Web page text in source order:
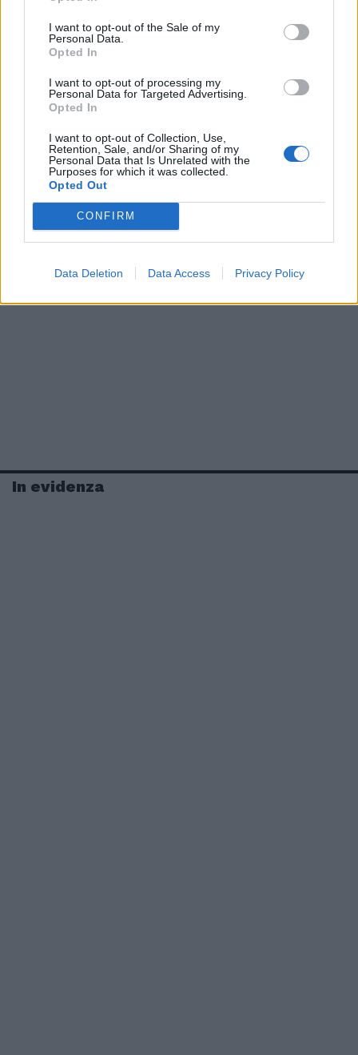
I want to opt-out of the Sale of my
Personal Data.
Opted In
I want to opt-out of processing my
Personal Data for Targeted Advertising.
Opted In
I want to opt-out of Collection, Use,
Retention, Sale, and/or Sharing of my
Personal Data that Is Unrelated with the
Purposes for which it was collected.
Opted Out
CONFIRM
Data Deletion Data Access Privacy Policy
In evidenza